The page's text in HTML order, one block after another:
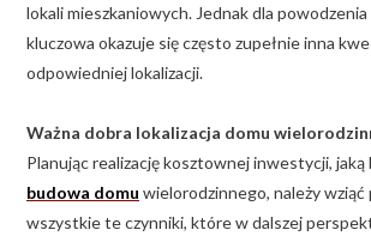
lokali mieszkaniowych. Jednak dla
kluczowa okazuje się często zupełnie inna
odpowiedniej lokalizacji.
Ważna dobra lokalizacja domu
Planując realizację kosztownej inwestycji,
budowa domu wielorodzinnego, należy wziąć
wszystkie te czynniki, które w dalszej